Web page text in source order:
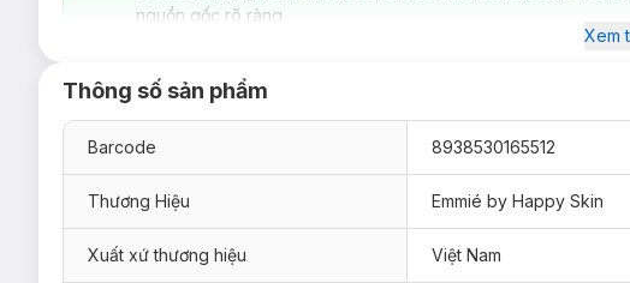
Hiện sản phẩmSữa Tắm Emmié
Thắp Sáng Đèn Ga (Màu xanh đậm)
Hương giữa: Linh lan
Hương cuối: Hoắc hương, Đậu Tonka
nguồn gốc rõ ràng.
Xem
Thông số sản phẩm
Barcode 8938530165512
Thương Hiệu Emmié by Happy Skin
Xuất xứ thương hiệu Việt Nam